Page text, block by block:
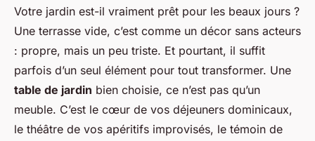
Choisissez la table de jardin
idéale pour votre espace
extérieur
Arielle •19/05/2026 16:49•7 min de lecture
Votre jardin est-il vraiment prêt pour les beaux jours ?
Une terrasse vide, c’est comme un décor sans acteurs
: propre, mais un peu triste. Et pourtant, il suffit
parfois d’un seul élément pour tout transformer. Une
table de jardin bien choisie, ce n’est pas qu’un
meuble. C’est le cœur de vos déjeuners dominicaux,
le théâtre de vos apéritifs improvisés, le témoin de